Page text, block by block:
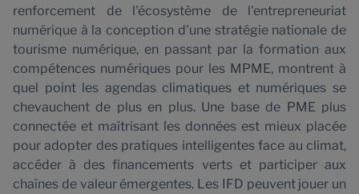
renforcement de l'écosystème de l'entrepreneuriat
numérique à la conception d'une stratégie nationale de
tourisme numérique, en passant par la formation aux
compétences numériques pour les MPME, montrent à
quel point les agendas climatiques et numériques se
chevauchent de plus en plus. Une base de PME plus
connectée et maîtrisant les données est mieux placée
pour adopter des pratiques intelligentes face au climat,
accéder à des financements verts et participer aux
chaînes de valeur émergentes. Les IFD peuvent jouer un